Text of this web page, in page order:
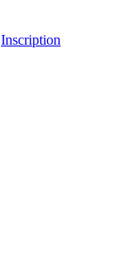
Inscription